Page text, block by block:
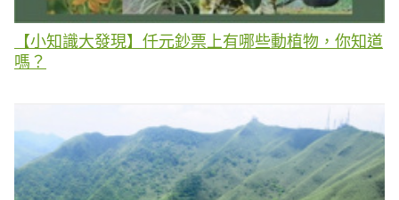
【小知識大發現】仟元鈔票上有哪些動植物，你知道
嗎？